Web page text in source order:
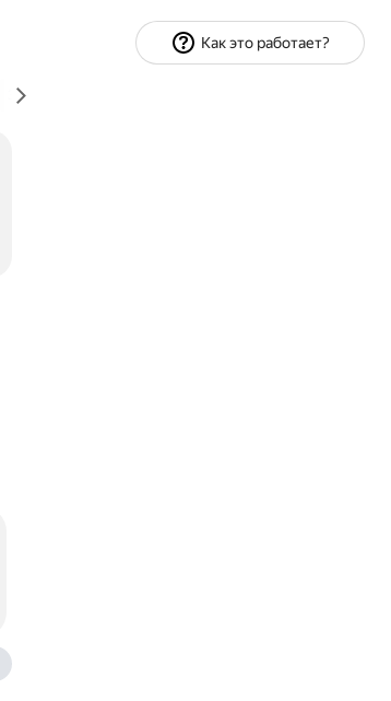
Экономика и финансы
Как это работает?